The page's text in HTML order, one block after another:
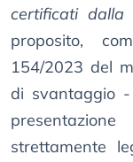
certificati dalla
proposito,
154/2023 del
di svantaggio
strettamente